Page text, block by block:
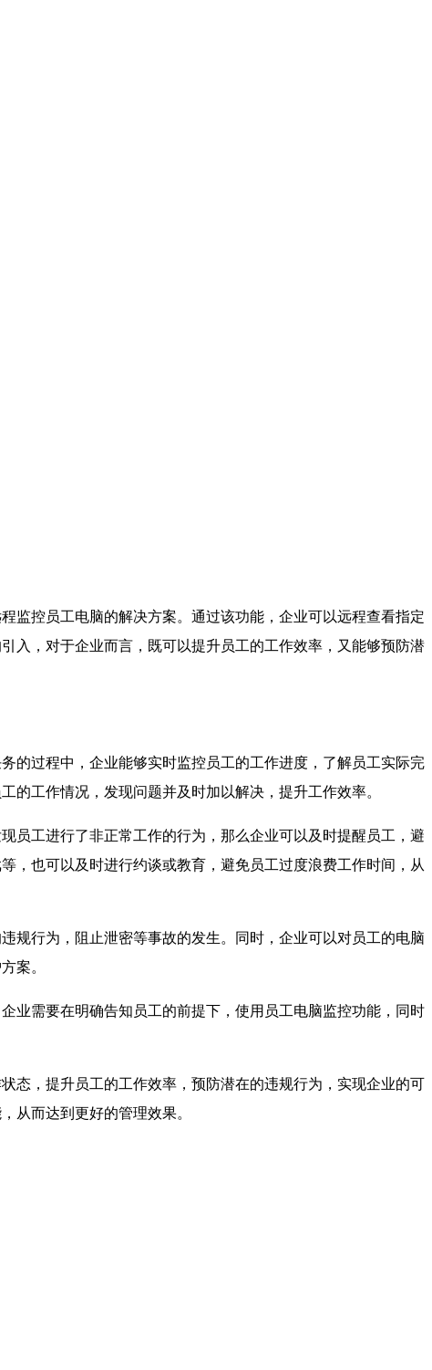
监控员工电脑的解决方案。通过该功能，企业可以远程查看指定
入，对于企业而言，既可以提升员工的工作效率，又能够预防潜
的过程中，企业能够实时监控员工的工作进度，了解员工实际完
的工作情况，发现问题并及时加以解决，提升工作效率。
员工进行了非正常工作的行为，那么企业可以及时提醒员工，避
，也可以及时进行约谈或教育，避免员工过度浪费工作时间，从
规行为，阻止泄密等事故的发生。同时，企业可以对员工的电脑
案。
业需要在明确告知员工的前提下，使用员工电脑监控功能，同时
，提升员工的工作效率，预防潜在的违规行为，实现企业的可
从而达到更好的管理效果。